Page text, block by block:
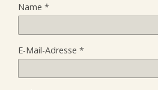
Name *
E-Mail-Adresse *